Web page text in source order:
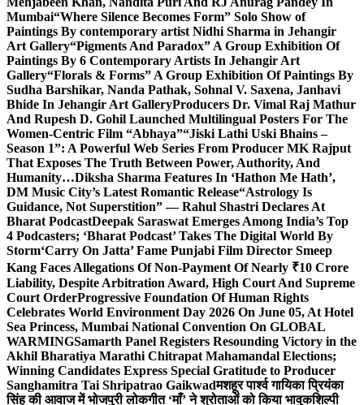
Mumbai“Where Silence Becomes Form” Solo Show of
Paintings By contemporary artist Nidhi Sharma in Jehangir
Art Gallery“Pigments And Paradox” A Group Exhibition Of
Paintings By 6 Contemporary Artists In Jehangir Art
Gallery“Florals & Forms” A Group Exhibition Of Paintings By
Sudha Barshikar, Nanda Pathak, Sohnal V. Saxena, Janhavi
Bhide In Jehangir Art GalleryProducers Dr. Vimal Raj Mathur
And Rupesh D. Gohil Launched Multilingual Posters For The
Women-Centric Film “Abhaya”“Jiski Lathi Uski Bhains –
Season 1”: A Powerful Web Series From Producer MK Rajput
That Exposes The Truth Between Power, Authority, And
Humanity…Diksha Sharma Features In ‘Hathon Me Hath’,
DM Music City’s Latest Romantic Release“Astrology Is
Guidance, Not Superstition” — Rahul Shastri Declares At
Bharat PodcastDeepak Saraswat Emerges Among India’s Top
4 Podcasters; ‘Bharat Podcast’ Takes The Digital World By
Storm‘Carry On Jatta’ Fame Punjabi Film Director Smeep
Kang Faces Allegations Of Non-Payment Of Nearly ₹10 Crore
Liability, Despite Arbitration Award, High Court And Supreme
Court OrderProgressive Foundation Of Human Rights
Celebrates World Environment Day 2026 On June 05, At Hotel
Sea Princess, Mumbai National Convention On GLOBAL
WARMINGSamarth Panel Registers Resounding Victory in the
Akhil Bharatiya Marathi Chitrapat Mahamandal Elections;
Winning Candidates Express Special Gratitude to Producer
Sanghamitra Tai Shripatrao Gaikwadमशहूर पार्श्व गायिका प्रियंका
सिंह की आवाज में भोजपुरी लोकगीत ‘माँ’ ने श्रोताओं को किया भावुकशिल्पी